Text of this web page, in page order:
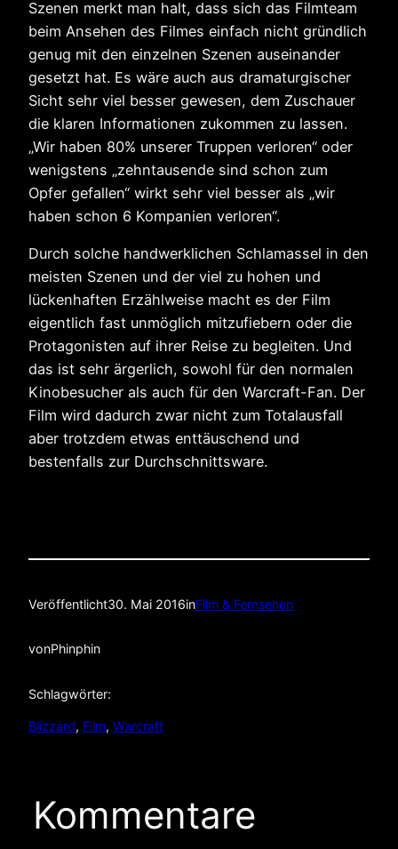
Szenen merkt man halt, dass sich das Filmteam
beim Ansehen des Filmes einfach nicht gründlich
genug mit den einzelnen Szenen auseinander
gesetzt hat. Es wäre auch aus dramaturgischer
Sicht sehr viel besser gewesen, dem Zuschauer
die klaren Informationen zukommen zu lassen.
„Wir haben 80% unserer Truppen verloren“ oder
wenigstens „zehntausende sind schon zum
Opfer gefallen“ wirkt sehr viel besser als „wir
haben schon 6 Kompanien verloren“.
Durch solche handwerklichen Schlamassel in den
meisten Szenen und der viel zu hohen und
lückenhaften Erzählweise macht es der Film
eigentlich fast unmöglich mitzufiebern oder die
Protagonisten auf ihrer Reise zu begleiten. Und
das ist sehr ärgerlich, sowohl für den normalen
Kinobesucher als auch für den Warcraft-Fan. Der
Film wird dadurch zwar nicht zum Totalausfall
aber trotzdem etwas enttäuschend und
bestenfalls zur Durchschnittsware.
Veröffentlicht30. Mai 2016inFilm & Fernsehen
vonPhinphin
Schlagwörter:
Blizzard, Film, Warcraft
Kommentare